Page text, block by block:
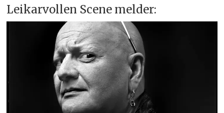
Leikarvollen Scene melder: